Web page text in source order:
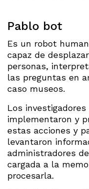
Pablo bot
Es un robot
capaz de
personas,
las preguntas en
caso museos.
Los
implementaron y
estas acciones y
levantaron
administradores
cargada a la
procesarla.